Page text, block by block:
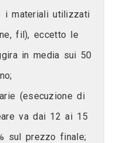
i materiali utilizzati
fil), eccetto le
in media sui 50
(esecuzione di
va dai 12 ai 15
sul prezzo finale;